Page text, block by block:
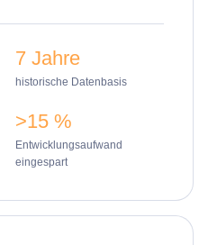
7 Jahre
historische Datenbasis
>15 %
Entwicklungsaufwand
eingespart